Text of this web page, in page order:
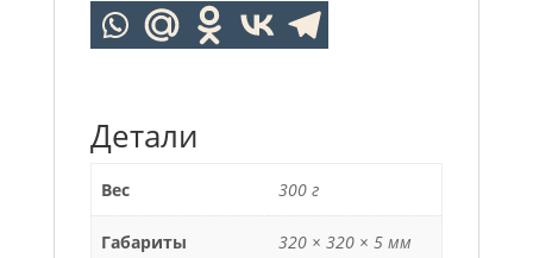
Детали
Вес 300 г
Габариты 320 × 320 × 5 мм